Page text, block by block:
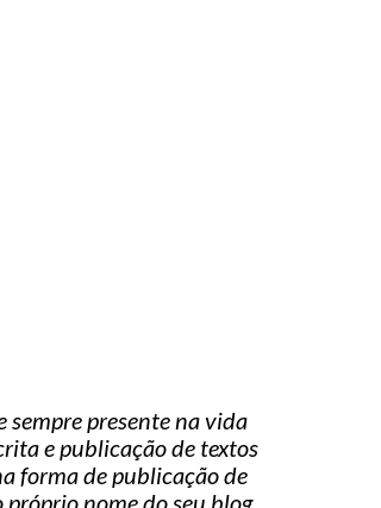
sempre presente na vida
e publicação de textos
forma de publicação de